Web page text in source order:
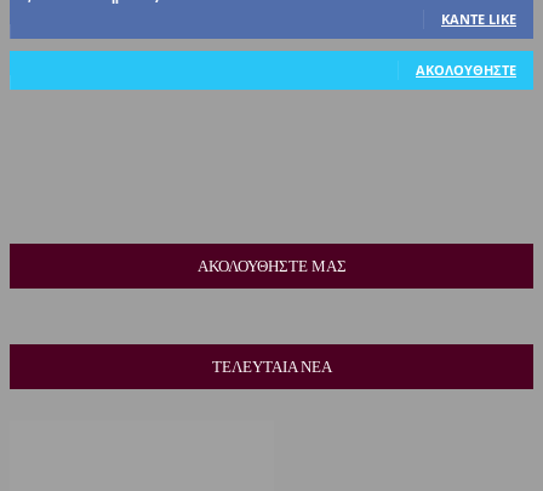
ΚΆΝΤΕ LIKE
ΑΚΟΛΟΥΘΉΣΤΕ
ΑΚΟΛΟΥΘΗΣΤΕ ΜΑΣ
ΤΕΛΕΥΤΑΙΑ ΝΕΑ